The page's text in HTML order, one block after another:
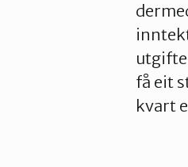
få eit
kvart